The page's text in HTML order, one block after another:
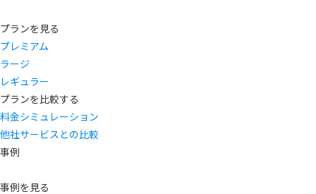
プランを見る
プレミアム
ラージ
レギュラー
プランを比較する
料金シミュレーション
他社サービスとの比較
事例
事例を見る